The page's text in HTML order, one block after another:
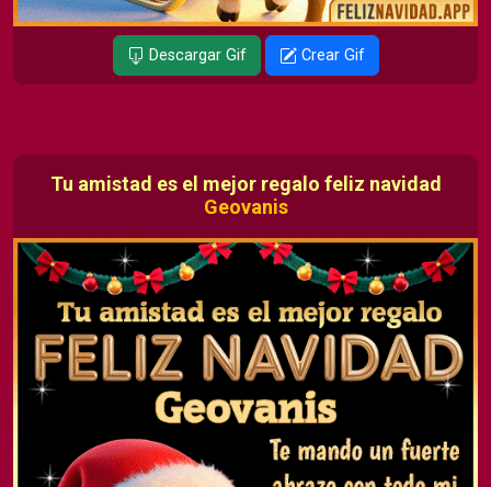
Descargar Gif Crear Gif
Tu amistad es el mejor regalo feliz navidad
Geovanis